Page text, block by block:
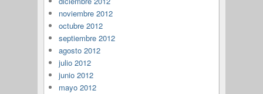
noviembre 2012
octubre 2012
septiembre 2012
agosto 2012
julio 2012
junio 2012
mayo 2012